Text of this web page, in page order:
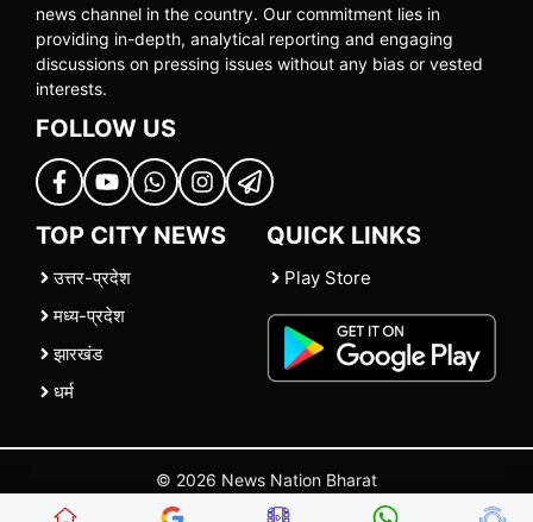
news channel in the country. Our commitment lies in
providing in-depth, analytical reporting and engaging
discussions on pressing issues without any bias or vested
interests.
FOLLOW US
TOP CITY NEWS
उत्तर-प्रदेश
मध्य-प्रदेश
झारखंड
धर्म
QUICK LINKS
Play Store
© 2026 News Nation Bharat
| |Contact Us |Policies Terms and Conditions